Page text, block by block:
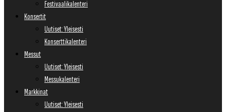
Festivaalikalenteri
Konsertit
Uutiset: Yleisesti
Konserttikalenteri
Messut
Uutiset: Yleisesti
Messukalenteri
Markkinat
Uutiset: Yleisesti